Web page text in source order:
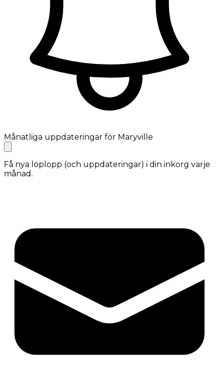
Månatliga uppdateringar för Maryville
Få nya löplopp (och uppdateringar) i din inkorg varje
månad.